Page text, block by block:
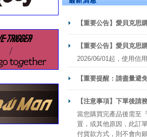
【重要公告】愛貝克思
【重要公告】愛貝克思
2026/06/01起，使用信
【重要提醒：請盡量避
【注意事項】下單後請
當您購買完產品後需至
置，或其他原因，此訂
付貨款方式，則不會向銀